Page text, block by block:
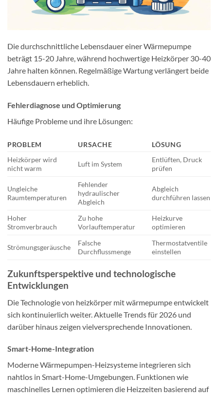
Die durchschnittliche Lebensdauer einer Wärmepumpe
beträgt 15-20 Jahre, während hochwertige Heizkörper 30-40
Jahre halten können. Regelmäßige Wartung verlängert beide
Lebensdauern erheblich.
Fehlerdiagnose und Optimierung
Häufige Probleme und ihre Lösungen:
PROBLEM URSACHE
LÖSUNG
Heizkörper wird
nicht warm
Luft im System
Entlüften, Druck
prüfen
Ungleiche
Raumtemperaturen
Fehlender
hydraulischer
Abgleich
Abgleich
durchführen lassen
Hoher
Stromverbrauch
Zu hohe
Vorlauftemperatur
Heizkurve
optimieren
Strömungsgeräusche
Falsche
Durchflussmenge
Thermostatventile
einstellen
Zukunftsperspektive und technologische
Entwicklungen
Die Technologie von heizkörper mit wärmepumpe entwickelt
sich kontinuierlich weiter. Aktuelle Trends für 2026 und
darüber hinaus zeigen vielversprechende Innovationen.
Smart-Home-Integration
Moderne Wärmepumpen-Heizsysteme integrieren sich
nahtlos in Smart-Home-Umgebungen. Funktionen wie
maschinelles Lernen optimieren die Heizzeiten basierend auf